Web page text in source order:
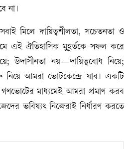
না।
মিলে দায়িত্বশীলতা, সচেতনতা ও
এই ঐতিহাসিক মুহূর্তকে সফল করে
উদাসীনতা নয়—দায়িত্ববোধ নিয়ে;
নিয়ে আমরা ভোটকেন্দ্রে যাব। একটি
গণভোটের মাধ্যমেই আমরা প্রমাণ করব
ভবিষ্যৎ নিজেরাই নির্ধারণ করতে